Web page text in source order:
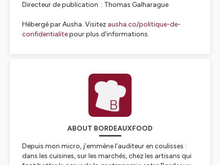
Directeur de publication : Thomas Galharague
Hébergé par Ausha. Visitez ausha.co/politique-de-
confidentialitepour plus d'informations.
ABOUT BORDEAUXFOOD
Depuis mon micro, j’emmène l’auditeur en coulisses :
dans les cuisines, sur les marchés, chez les artisans qui